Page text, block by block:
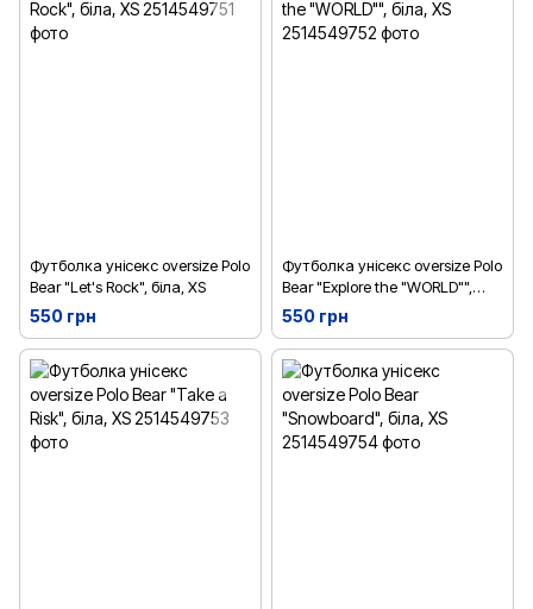
Футболка унісекс oversize Polo
Bear "Let's Rock", біла, XS
550 грн
Футболка унісекс oversize Polo
Bear "Explore the "WORLD"",
біла, XS
550 грн